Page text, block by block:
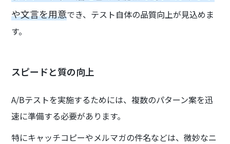
や文言を用意でき、テスト自体の品質向上が見込めま
す。
スピードと質の向上
A/Bテストを実施するためには、複数のパターン案を迅
速に準備する必要があります。
特にキャッチコピーやメルマガの件名などは、微妙なニ